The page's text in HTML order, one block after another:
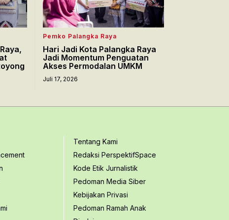
Pemko Palangka Raya
Hari Jadi Kota Palangka Raya
Jadi Momentum Penguatan
Akses Permodalan UMKM
Juli 17, 2026
Tentang Kami
Redaksi PerspektifSpace
Kode Etik Jurnalistik
Pedoman Media Siber
Kebijakan Privasi
Pedoman Ramah Anak